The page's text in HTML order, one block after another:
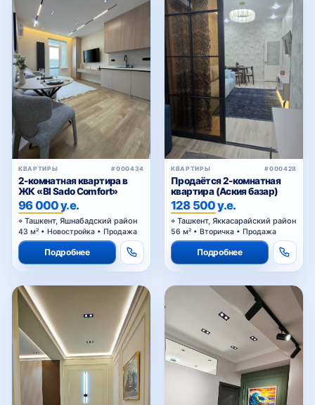
КВАРТИРЫ #000434
2-комнатная квартира в
ЖК «BI Sado Comfort»
96 000 у.е.
Ташкент, Яшнабадский район
43 м² • Новостройка • Продажа
Подробнее
КВАРТИРЫ #000428
Продаётся 2-комнатная
квартира (Аския базар)
128 500 у.е.
Ташкент, Яккасарайский район
56 м² • Вторичка • Продажа
Подробнее